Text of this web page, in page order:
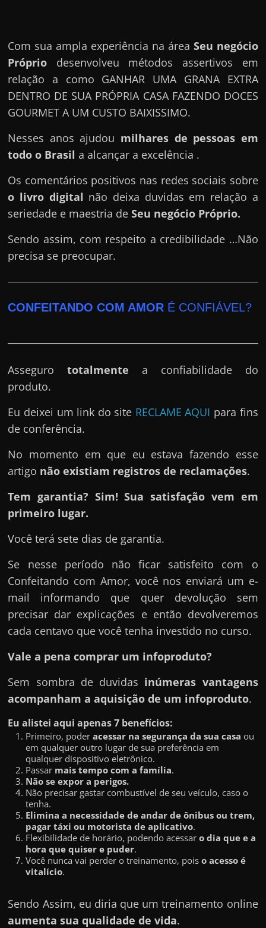
Com sua ampla experiência na área Seu negócio
Próprio desenvolveu métodos assertivos em
relação a como GANHAR UMA GRANA EXTRA
DENTRO DE SUA PRÓPRIA CASA FAZENDO DOCES
GOURMET A UM CUSTO BAIXISSIMO.
Nesses anos ajudou milhares de pessoas em
todo o Brasil a alcançar a excelência .
Os comentários positivos nas redes sociais sobre
o livro digital não deixa duvidas em relação a
seriedade e maestria deSeu negócio Próprio.
Sendo assim, com respeito a credibilidade …Não
precisa se preocupar.
CONFEITANDO COM AMOR É CONFIÁVEL?
Assegurototalmente a confiabilidade do
produto.
Eu deixei um link do site RECLAME AQUI para fins
de conferência.
No momento em que eu estava fazendo esse
artigo não existiam registros de reclamações.
Tem garantia? Sim! Sua satisfação vem em
primeiro lugar.
Você terá sete dias de garantia.
Se nesse período não ficar satisfeito com o
Confeitando com Amor, você nos enviará um e-
mail informando que quer devolução sem
precisar dar explicações e então devolveremos
cada centavo que você tenha investido no curso.
Vale a pena comprar um infoproduto?
Sem sombra de duvidas inúmeras vantagens
acompanham a aquisição de um infoproduto.
Eu alistei aqui apenas 7 benefícios:
Primeiro, poderacessar na segurança da sua casa ou
em qualquer outro lugar de sua preferência em
qualquer dispositivo eletrônico.
Passar mais tempo com a família.
Não se expor a perigos.
Não precisar gastar combustível de seu veículo, caso o
tenha.
Elimina a necessidade de andar de ônibus ou trem,
pagar táxi ou motorista de aplicativo.
Flexibilidade de horário, podendo acessaro dia que e a
hora que quiser e puder.
Você nunca vai perder o treinamento, poiso acesso é
vitalício.
Sendo Assim, eu diria que um treinamento online
aumenta sua qualidade de vida.